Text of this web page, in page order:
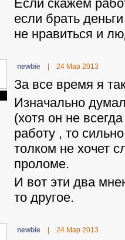
Если скажем
если брать
не нравиться и
newbie 24 Мар 2013
За все время я
Изначально
(хотя он не
работу , то
толком не хочет
проломе.
И вот эти два
то другое.
newbie 24 Мар 2013